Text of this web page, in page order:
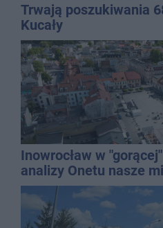
Trwają poszukiwania
Kucały
Inowrocław w
analizy Onetu nasze
najbardziej